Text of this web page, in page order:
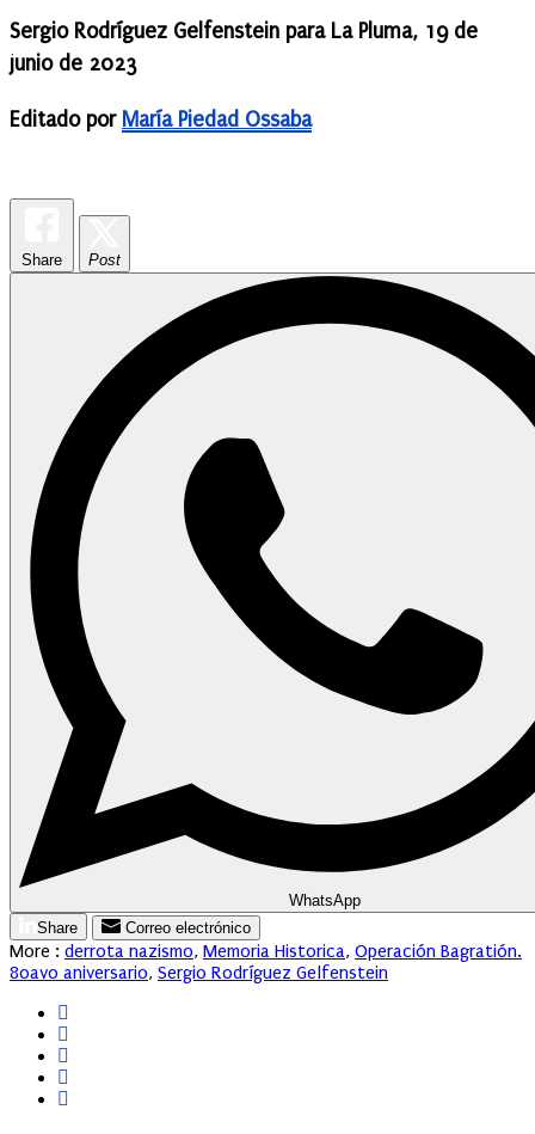
Sergio Rodríguez Gelfenstein para La Pluma, 19 de
junio de 2023
Editado por María Piedad Ossaba
Share Post
WhatsApp
Share
Correo electrónico
More : derrota nazismo, Memoria Historica, Operación Bagratión.
80avo aniversario, Sergio Rodríguez Gelfenstein